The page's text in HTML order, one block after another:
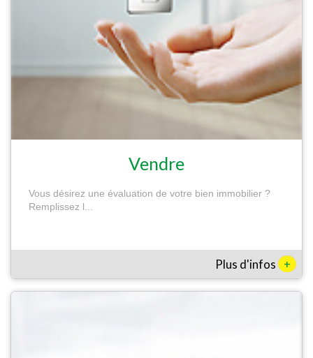
Vendre
Vous désirez une évaluation de votre bien immobilier ?
Remplissez l...
Plus d'infos +